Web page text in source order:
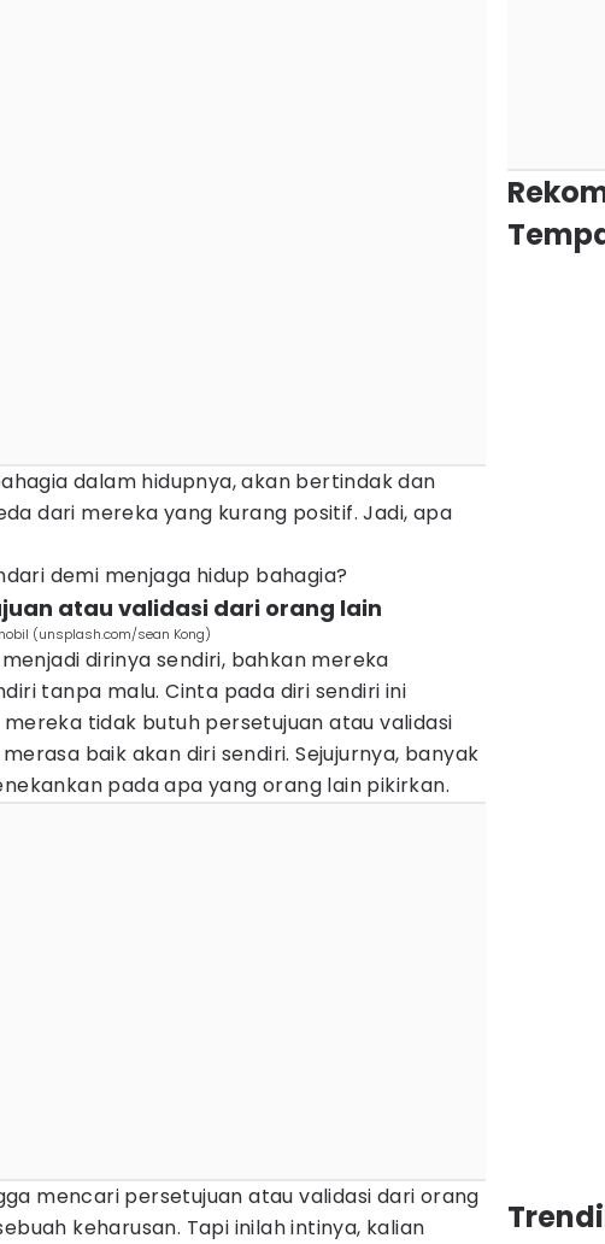
dalam hidupnya, akan bertindak dan
dari mereka yang kurang positif. Jadi, apa
demi menjaga hidup bahagia?
atau validasi dari orang lain
(unsplash.com/sean Kong)
dirinya sendiri, bahkan mereka
tanpa malu. Cinta pada diri sendiri ini
tidak butuh persetujuan atau validasi
baik akan diri sendiri. Sejujurnya, banyak
pada apa yang orang lain pikirkan.
mencari persetujuan atau validasi dari orang
keharusan. Tapi inilah intinya, kalian